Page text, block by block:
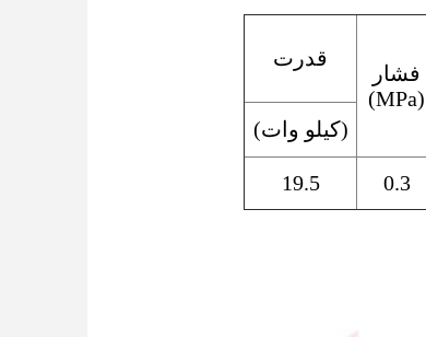
فشار
(MPa)
قدرت
(کیلو وات)
0.3
19.5